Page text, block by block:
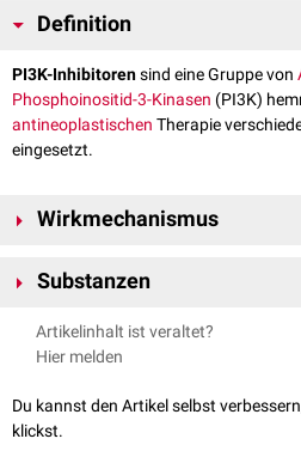
Definition
PI3K-Inhibitorensind eine Gruppe von
Phosphoinositid-3-Kinasen (PI3K)
antineoplastischen Therapie
eingesetzt.
Wirkmechanismus
Signalwegs, der das Zellwachstum, den
essentiellen Signalwegs kann die
zu einerRegression
Substanzen
Alpelisib
Buparlisib
Dactolisib
Duvelisib
Artikelinhalt ist veraltet?
Hier melden
Du kannst den Artikel selbst
klickst.